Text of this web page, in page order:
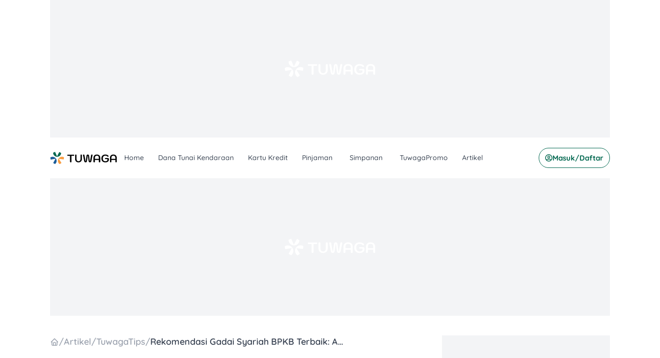
Home Dana Tunai Kendaraan Kartu Kredit Pinjaman Simpanan TuwagaPromo Artikel Masuk/Daftar
/Artikel/TuwagaTips/ Rekomendasi Gadai Syariah BPKB Terbaik: Aman, Cepat Cair, dan Tanpa Riba!